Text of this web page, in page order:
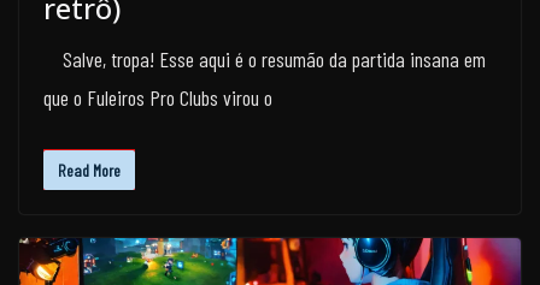
retrô)
Salve, tropa! Esse aqui é o resumão da partida insana em
que o Fuleiros Pro Clubs virou o
Read More